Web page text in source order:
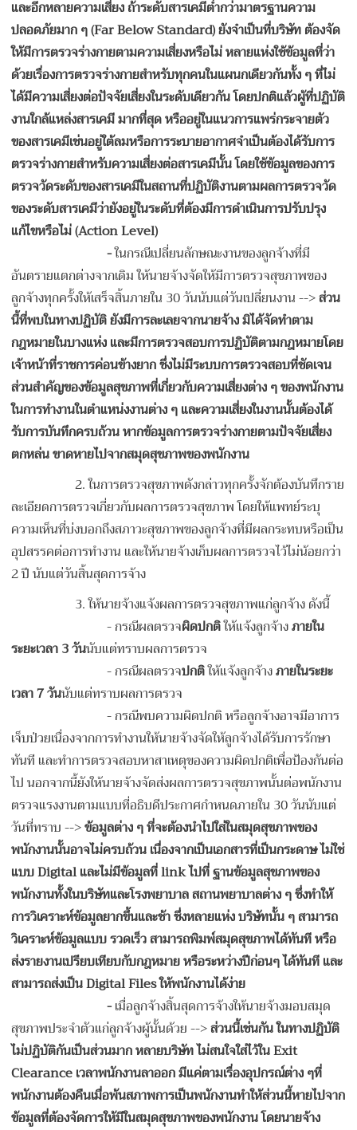
และอีกหลายความเสี่ยง ถ้าระดับสารเคมีต่ำกว่ามาตรฐานความ
ปลอดภัยมาก ๆ(Far Below Standard) ยังจำเป็นที่บริษัท ต้องจัด
ให้มีการตรวจร่างกายตามความเสี่ยงหรือไม่ หลายแห่งใช้ข้อมูลที่ว่า
ด้วยเรื่องการตรวจร่างกายสำหรับทุกคนในแผนกเดียวกันทั้ง ๆ ที่ไม่
ได้มีความเสี่ยงต่อปัจจัยเสี่ยงในระดับเดียวกัน โดยปกติแล้วผู้ที่ปฏิบัติ
งานใกล้แหล่งสารเคมี มากที่สุด หรืออยู่ในแนวการแพร่กระจายตัว
ของสารเคมีเช่นอยู่ใต้ลมหรือการระบายอากาศจำเป็นต้องได้รับการ
ตรวจร่างกายสำหรับความเสี่ยงต่อสารเคมีนั้น โดยใช้ข้อมูลของการ
ตรวจวัดระดับของสารเคมีในสถานที่ปฏิบัติงานตามผลการตรวจวัด
ของระดับสารเคมีว่ายังอยู่ในระดับที่ต้องมีการดำเนินการปรับปรุง
แก้ไขหรือไม่ (Action Level)
-ในกรณีเปลี่ยนลักษณะงานของลูกจ้างที่มี
อันตรายแตกต่างจากเดิม ให้นายจ้างจัดให้มีการตรวจสุขภาพของ
ลูกจ้างทุกครั้งให้เสร็จสิ้นภายใน 30 วันนับแต่วันเปลี่ยนงาน -->ส่วน
นี้ที่พบในทางปฏิบัติ ยังมีการละเลยจากนายจ้าง มิได้จัดทำตาม
กฎหมายในบางแห่ง และมีการตรวจสอบการปฏิบัติตามกฎหมายโดย
เจ้าหน้าที่ราชการค่อนข้างยาก ซึ่งไม่มีระบบการตรวจสอบที่ชัดเจน
ส่วนสำคัญของข้อมูลสุขภาพที่เกี่ยวกับความเสี่ยงต่าง ๆ ของพนักงาน
ในการทำงานในตำแหน่งงานต่าง ๆ และความเสี่ยงในงานนั้นต้องได้
รับการบันทึกครบถ้วน หากข้อมูลการตรวจร่างกายตามปัจจัยเสี่ยง
ตกหล่น ขาดหายไปจากสมุดสุขภาพของพนักงาน
2. ในการตรวจสุขภาพดังกล่าวทุกครั้งจักต้องบันทึกราย
ละเอียดการตรวจเกี่ยวกับผลการตรวจสุขภาพ โดยให้แพทย์ระบุ
ความเห็นที่บ่งบอกถึงสภาวะสุขภาพของลูกจ้างที่มีผลกระทบหรือเป็น
อุปสรรคต่อการทำงาน และให้นายจ้างเก็บผลการตรวจไว้ไม่น้อยกว่า
2 ปี นับแต่วันสิ้นสุดการจ้าง
3. ให้นายจ้างแจ้งผลการตรวจสุขภาพแก่ลูกจ้าง ดังนี้
-กรณีผลตรวจผิดปกติให้แจ้งลูกจ้างภายใน
ระยะเวลา3 วันนับแต่ทราบผลการตรวจ
-กรณีผลตรวจปกติให้แจ้งลูกจ้างภายในระยะ
เวลา7 วันนับแต่ทราบผลการตรวจ
-กรณีพบความผิดปกติ หรือลูกจ้างอาจมีอาการ
เจ็บป่วยเนื่องจากการทำงานให้นายจ้างจัดให้ลูกจ้างได้รับการรักษา
ทันที และทำการตรวจสอบหาสาเหตุของความผิดปกติเพื่อป้องกันต่อ
ไป นอกจากนี้ยังให้นายจ้างจัดส่งผลการตรวจสุขภาพนั้นต่อพนักงาน
ตรวจแรงงานตามแบบที่อธิบดีประกาศกำหนดภายใน 30 วันนับแต่
วันที่ทราบ -->ข้อมูลต่าง ๆ ที่จะต้องนำไปใส่ในสมุดสุขภาพของ
พนักงานนั้นอาจไม่ครบถ้วน เนื่องจากเป็นเอกสารที่เป็นกระดาษ ไม่ใช่
แบบ Digital และไม่มีข้อมูลที่ link ไปที่ ฐานข้อมูลสุขภาพของ
พนักงานทั้งในบริษัทและโรงพยาบาล สถานพยาบาลต่าง ๆ ซึ่งทำให้
การวิเคราะห์ข้อมูลยากขึ้นและช้า ซึ่งหลายแห่ง บริษัทนั้น ๆ สามารถ
วิเคราะห์ข้อมูลแบบ รวดเร็ว สามารถพิมพ์สมุดสุขภาพได้ทันที หรือ
ส่งรายงานเปรียบเทียบกับกฎหมาย หรือระหว่างปีก่อนๆ ได้ทันที และ
สามารถส่งเป็น Digital Files ให้พนักงานได้ง่าย
-เมื่อลูกจ้างสิ้นสุดการจ้างให้นายจ้างมอบสมุด
สุขภาพประจำตัวแก่ลูกจ้างผู้นั้นด้วย -->ส่วนนี้เช่นกัน ในทางปฏิบัติ
ไม่ปฏิบัติกันเป็นส่วนมาก หลายบริษัท ไม่สนใจใส่ไว้ใน Exit
Clearance เวลาพนักงานลาออก มีแค่ตามเรื่องอุปกรณ์ต่าง ๆที่
พนักงานต้องคืนเมื่อพ้นสภาพการเป็นพนักงานทำให้ส่วนนี้หายไปจาก
ข้อมูลที่ต้องจัดการให้มีในสมุดสุขภาพของพนักงาน โดยนายจ้าง